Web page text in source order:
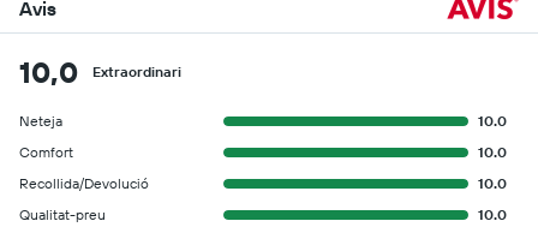
Avis
10,0 Extraordinari
Neteja
10.0
Comfort
10.0
Recollida/Devolució
10.0
Qualitat-preu
10.0